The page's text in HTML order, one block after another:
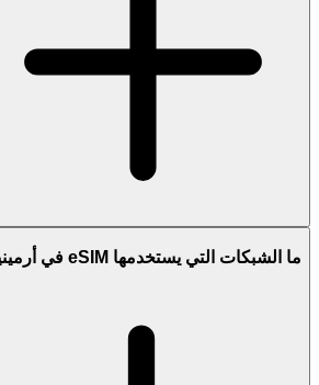
ما الشبكات التي يستخدمها eSIM في أرمينيا؟